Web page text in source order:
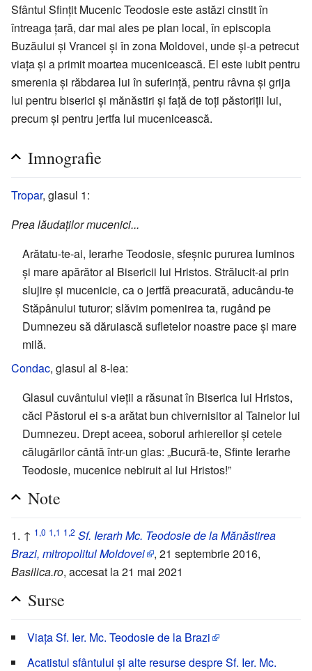
Sfântul Sfințit Mucenic Teodosie este astăzi cinstit în
întreaga țară, dar mai ales pe plan local, în episcopia
Buzăului și Vrancei și în zona Moldovei, unde și-a petrecut
viața și a primit moartea mucenicească. El este iubit pentru
smerenia și răbdarea lui în suferință, pentru râvna și grija
lui pentru biserici și mănăstiri și față de toți păstoriții lui,
precum și pentru jertfa lui mucenicească.
Imnografie
Tropar, glasul 1:
Prea lăudaților mucenici...
Arătatu-te-ai, Ierarhe Teodosie, sfeșnic pururea luminos
și mare apărător al Bisericii lui Hristos. Strălucit-ai prin
slujire și mucenicie, ca o jertfă preacurată, aducându-te
Stăpânului tuturor; slăvim pomenirea ta, rugând pe
Dumnezeu să dăruiască sufletelor noastre pace și mare
milă.
Condac, glasul al 8-lea:
Glasul cuvântului vieții a răsunat în Biserica lui Hristos,
căci Păstorul ei s-a arătat bun chivernisitor al Tainelor lui
Dumnezeu. Drept aceea, soborul arhiereilor și cetele
călugărilor cântă într-un glas: „Bucură-te, Sfinte Ierarhe
Teodosie, mucenice nebiruit al lui Hristos!”
Note
↑ 1,0 1,1 1,2 Sf. Ierarh Mc. Teodosie de la Mănăstirea
Brazi, mitropolitul Moldovei
, 21 septembrie 2016,
Basilica.ro, accesat la 21 mai 2021
Surse
Viața Sf. Ier. Mc. Teodosie de la Brazi
Acatistul sfântului și alte resurse despre Sf. Ier. Mc.